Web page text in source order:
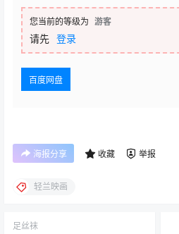
您当前的等级为 游客
请先 登录
百度网盘
海报分享 收藏 举报
轻兰映画
足丝袜